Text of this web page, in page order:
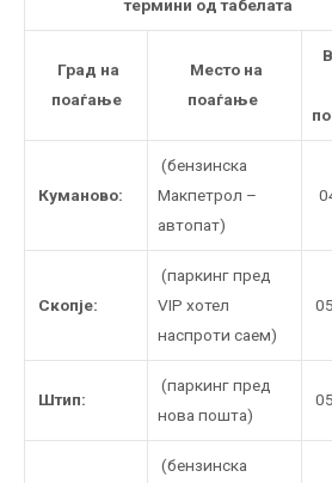
термини од табелата
Град на
поаѓање
Mесто на
поаѓање
Куманово:
(бензинска
Макпетрол –
автопат)
Скопје:
(паркинг пред
VIP хотел
наспроти саем)
Штип:
(паркинг пред
нова пошта)
(бензинска